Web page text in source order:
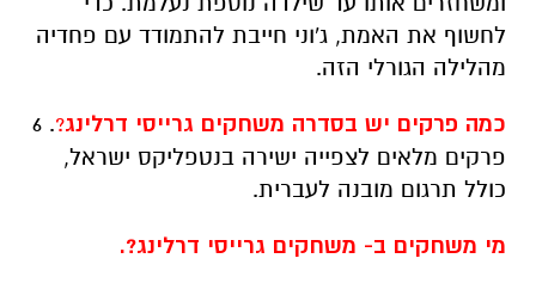
לחשוף את האמת, ג'וני חייבת להתמודד עם פחדיה
מהלילה הגורלי הזה.
כמה פרקים יש בסדרה משחקים גרייסי דרלינג?
. 6
פרקים מלאים לצפייה ישירה בנטפליקס ישראל,
כולל תרגום מובנה לעברית.
מי משחקים ב- משחקים גרייסי דרלינג?.